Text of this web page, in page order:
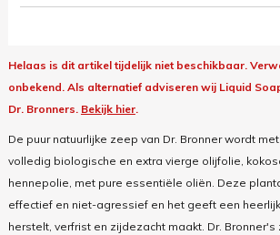
Helaas is dit artikel tijdelijk niet beschikbaar.
onbekend. Als alternatief adviseren wij Liquid
Dr. Bronners. Bekijk hier.
De puur natuurlijke zeep van Dr. Bronner wordt
volledig biologische en extra vierge olijfolie,
hennepolie, met pure essentiële oliën. Deze
effectief en niet-agressief en het geeft een
herstelt, verfrist en zijdezacht maakt. Dr. Bronner's